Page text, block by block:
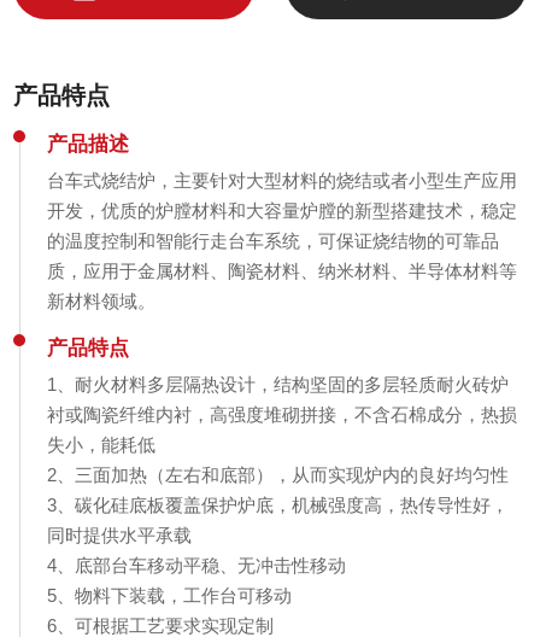
产品特点
产品描述
台车式烧结炉，主要针对大型材料的烧结或者小型生产应用
开发，优质的炉膛材料和大容量炉膛的新型搭建技术，稳定
的温度控制和智能行走台车系统，可保证烧结物的可靠品
质，应用于金属材料、陶瓷材料、纳米材料、半导体材料等
新材料领域。
产品特点
1、耐火材料多层隔热设计，结构坚固的多层轻质耐火砖炉
衬或陶瓷纤维内衬，高强度堆砌拼接，不含石棉成分，热损
失小，能耗低
2、三面加热（左右和底部），从而实现炉内的良好均匀性
3、碳化硅底板覆盖保护炉底，机械强度高，热传导性好，
同时提供水平承载
4、底部台车移动平稳、无冲击性移动
5、物料下装载，工作台可移动
6、可根据工艺要求实现定制